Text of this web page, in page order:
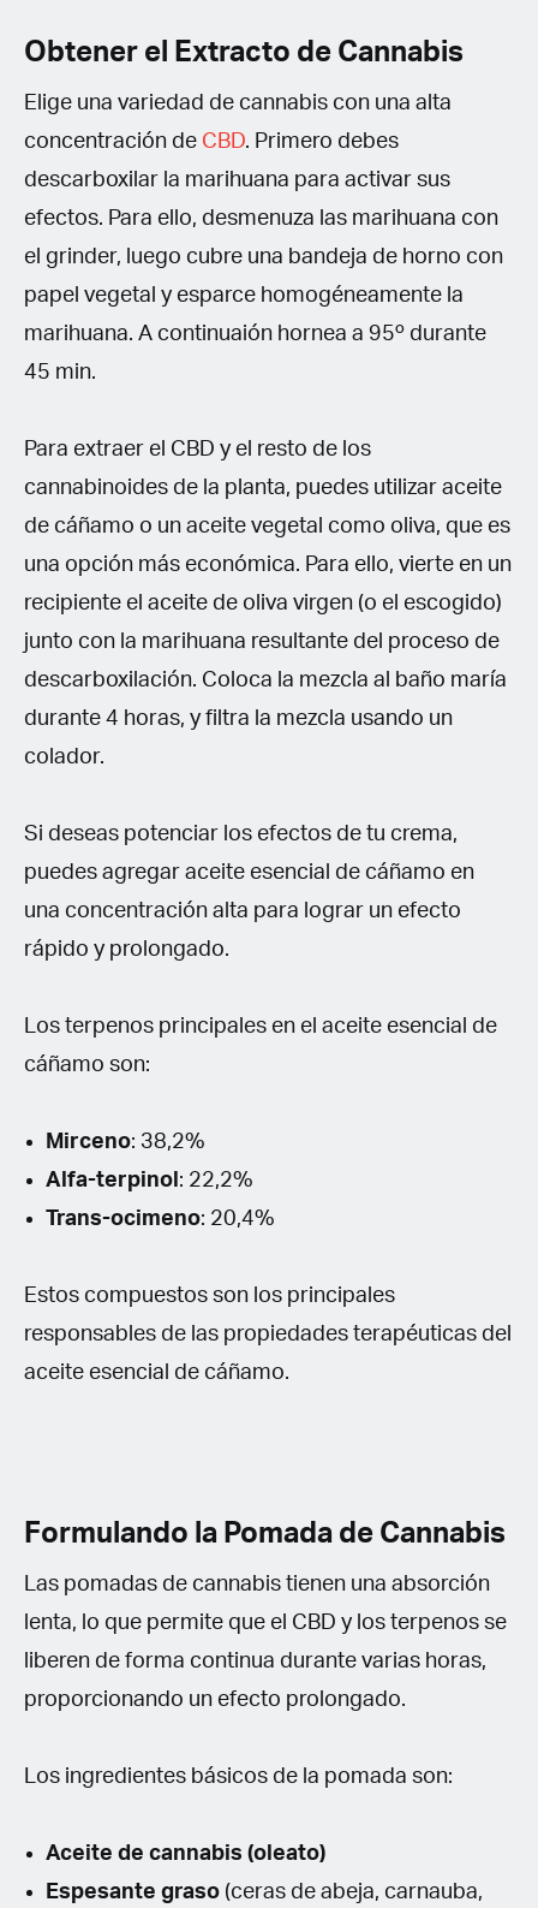
Obtener el Extracto de Cannabis
Elige una variedad de cannabis con una alta
concentración de CBD. Primero debes
descarboxilar la marihuana para activar sus
efectos. Para ello, desmenuza las marihuana con
el grinder, luego cubre una bandeja de horno con
papel vegetal y esparce homogéneamente la
marihuana. A continuaión hornea a 95º durante
45 min.
Para extraer el CBD y el resto de los
cannabinoides de la planta, puedes utilizar aceite
de cáñamo o un aceite vegetal como oliva, que es
una opción más económica. Para ello, vierte en un
recipiente el aceite de oliva virgen (o el escogido)
junto con la marihuana resultante del proceso de
descarboxilación. Coloca la mezcla al baño maría
durante 4 horas, y filtra la mezcla usando un
colador.
Si deseas potenciar los efectos de tu crema,
puedes agregar aceite esencial de cáñamo en
una concentración alta para lograr un efecto
rápido y prolongado.
Los terpenos principales en el aceite esencial de
cáñamo son:
Mirceno: 38,2%
Alfa-terpinol : 22,2%
Trans-ocimeno: 20,4%
Estos compuestos son los principales
responsables de las propiedades terapéuticas del
aceite esencial de cáñamo.
Formulando la Pomada de Cannabis
Las pomadas de cannabis tienen una absorción
lenta, lo que permite que el CBD y los terpenos se
liberen de forma continua durante varias horas,
proporcionando un efecto prolongado.
Los ingredientes básicos de la pomada son:
Aceite de cannabis (oleato)
Espesante graso (ceras de abeja, carnauba,